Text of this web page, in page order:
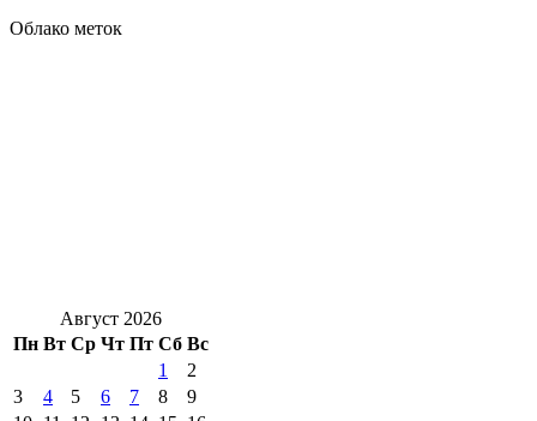
Облако меток
Август 2026
Пн Вт Ср Чт Пт Сб Вс
1
2
3
4 5 6 7 8
9